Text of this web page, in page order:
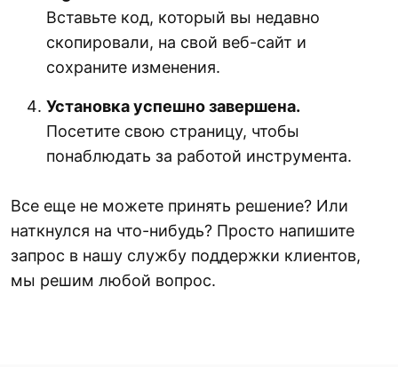
Вставьте код, который вы недавно
скопировали, на свой веб-сайт и
сохраните изменения.
Установка успешно завершена.
Посетите свою страницу, чтобы
понаблюдать за работой инструмента.
Все еще не можете принять решение? Или
наткнулся на что-нибудь? Просто напишите
запрос в нашу службу поддержки клиентов,
мы решим любой вопрос.